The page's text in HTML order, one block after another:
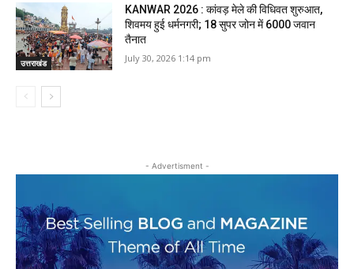
उत्तराखंड
KANWAR 2026 : कांवड़ मेले की विधिवत शुरुआत,
शिवमय हुई धर्मनगरी; 18 सुपर जोन में 6000 जवान
तैनात
July 30, 2026 1:14 pm
- Advertisment -